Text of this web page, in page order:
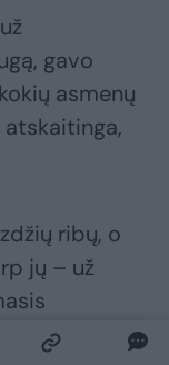
gavo
asmenų
ribų, o
jų – už